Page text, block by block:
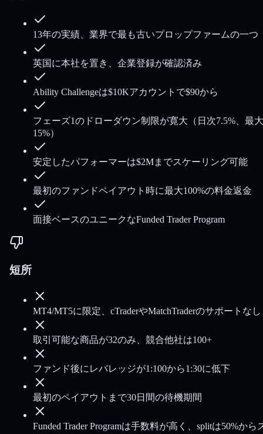
13年の実績、業界で最も古いプロップファームの一つ
英国に本社を置き、企業登録が確認済み
Ability Challengeは$10Kアカウントで$90から
フェーズ1のドローダウン制限が寛大（日次7.5%、最大
15%）
安定したパフォーマーは$2Mまでスケーリング可能
最初のファンドペイアウト時に最大100%の料金返金
面接ベースのユニークなFunded Trader Program
短所
MT4/MT5に限定、cTraderやMatchTraderのサポートなし
取引可能な商品が32のみ、競合他社は100+
ファンド後にレバレッジが1:100から1:30に低下
最初のペイアウトまで30日間の待機期間
Funded Trader Programは手数料が高く、splitは50%から